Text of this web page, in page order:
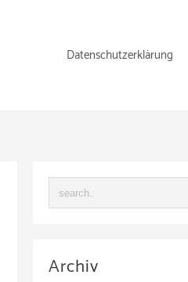
Datenschutzerklärung
Archiv